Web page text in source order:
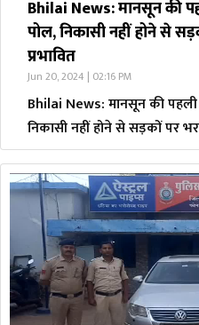
Bhilai News: मानसून की
पोल, निकासी नहीं होने से
प्रभावित
Jun 20, 2024 | 02:16 PM
Bhilai News: मानसून की
निकासी नहीं होने से सड़कों पर